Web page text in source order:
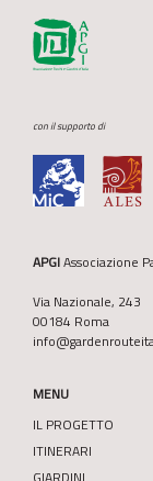
con il supporto di
APGIAssociazione
Via Nazionale, 243
00184 Roma
MENU
IL PROGETTO
ITINERARI